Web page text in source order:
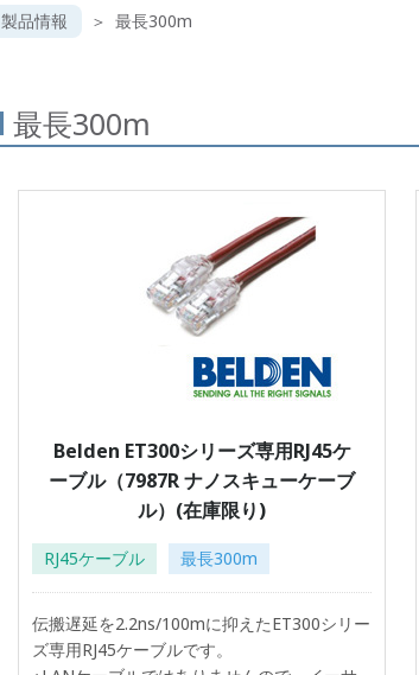
製品情報 最長300m
最長300m
Belden ET300シリーズ専用RJ45ケ
ーブル（7987R ナノスキューケーブ
ル）(在庫限り)
RJ45ケーブル 最長300m
伝搬遅延を2.2ns/100mに抑えたET300シリー
ズ専用RJ45ケーブルです。